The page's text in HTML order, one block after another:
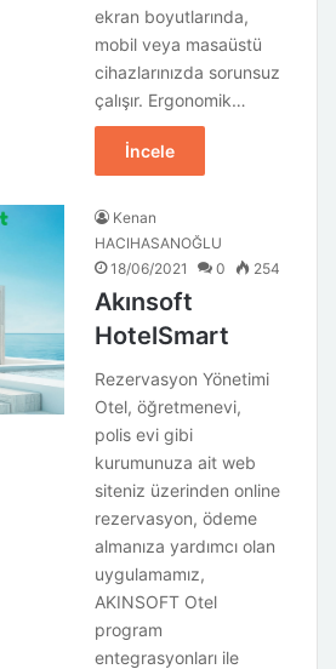
ekran boyutlarında,
mobil veya masaüstü
cihazlarınızda sorunsuz
çalışır. Ergonomik…
İncele
Kenan
HACIHASANOĞLU
18/06/2021
0 254
Akınsoft
HotelSmart
Rezervasyon Yönetimi
Otel, öğretmenevi,
polis evi gibi
kurumunuza ait web
siteniz üzerinden online
rezervasyon, ödeme
almanıza yardımcı olan
uygulamamız,
AKINSOFT Otel
program
entegrasyonları ile